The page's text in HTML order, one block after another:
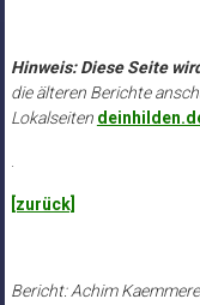
Hinweis: Diese Seite
die älteren Berichte
Lokalseiten
.
[zurück]
Bericht: Achim